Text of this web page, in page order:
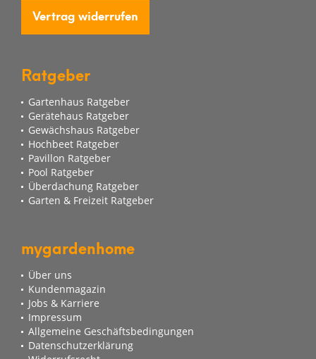
Vertrag widerrufen
Ratgeber
Gartenhaus Ratgeber
Gerätehaus Ratgeber
Gewächshaus Ratgeber
Hochbeet Ratgeber
Pavillon Ratgeber
Pool Ratgeber
Überdachung Ratgeber
Garten & Freizeit Ratgeber
mygardenhome
Über uns
Kundenmagazin
Jobs & Karriere
Impressum
Allgemeine Geschäftsbedingungen
Datenschutzerklärung